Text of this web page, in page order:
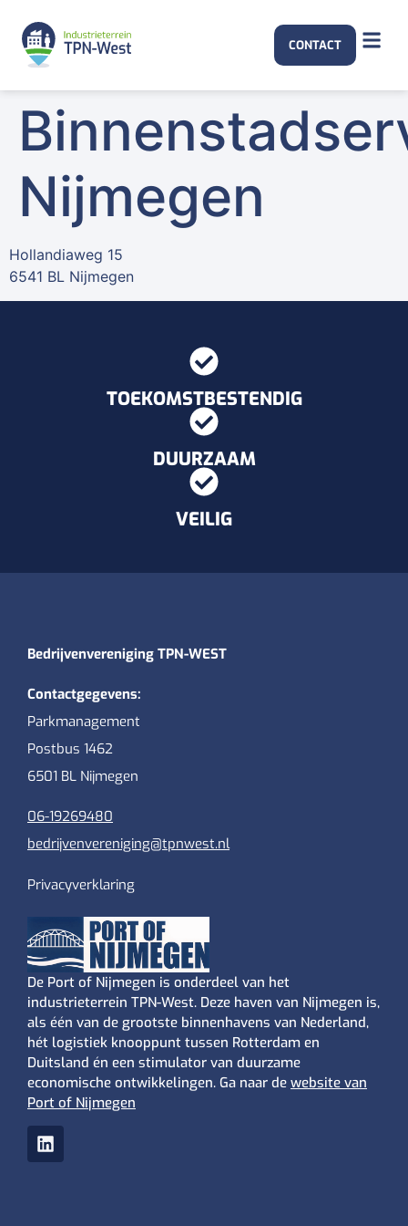
CONTACT
Nijmegen
Hollandiaweg 15
6541 BL Nijmegen
TOEKOMSTBESTENDIG
DUURZAAM
VEILIG
Bedrijvenvereniging TPN-WEST
Contactgegevens:
Parkmanagement
Postbus 1462
6501 BL Nijmegen
06-19269480
bedrijvenvereniging@tpnwest.nl
Privacyverklaring
De Port of Nijmegen is onderdeel van het
industrieterrein TPN-West. Deze haven van Nijmegen is,
als één van de grootste binnenhavens van Nederland,
hét logistiek knooppunt tussen Rotterdam en
Duitsland én een stimulator van duurzame
economische ontwikkelingen. Ga naar de website van
Port of Nijmegen